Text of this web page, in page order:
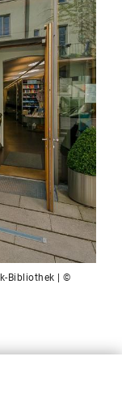
Bibliothek | ©
des Lyrik